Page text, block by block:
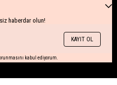
haberdar olun!
KAYIT OL
kabul ediyorum.